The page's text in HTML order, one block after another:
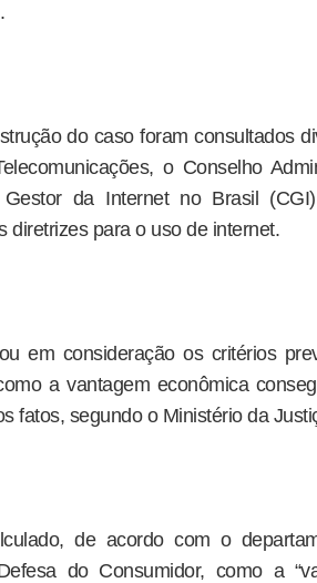
do caso foram consultados
o Conselho
da Internet no Brasil
diretrizes para o uso de internet.
em consideração os critérios
a vantagem econômica
fatos, segundo o Ministério da
de acordo com o
do Consumidor, como a